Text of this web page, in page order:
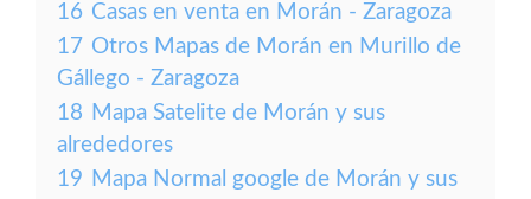
16 Casas en venta en Morán - Zaragoza
17 Otros Mapas de Morán en Murillo de
Gállego - Zaragoza
18 Mapa Satelite de Morán y sus
alrededores
19 Mapa Normal google de Morán y sus